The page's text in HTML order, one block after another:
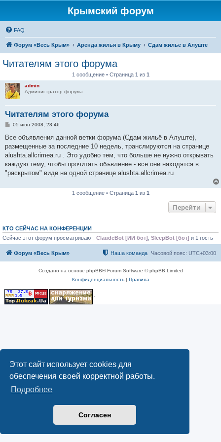
Этот сайт использует cookies для
обеспечения своей корректной работы.
Подробнее
Согласен
Крымский форум
FAQ
Форум «Весь Крым» Аренда жилья в Крыму Сдам жилье в Алуште
Читателям этого форума
1 сообщение • Страница 1 из 1
admin
Администратор форума
Читателям этого форума
С
о
щ
е
и
е
05 июн 2008, 23:46
Все объявления данной ветки форума (Сдам жильё в Алуште),
размещенные за последние 10 недель, транслируются на странице
alushta.allcrimea.ru . Это удобно тем, что больше не нужно открывать
каждую тему, чтобы прочитать объвление - все они находятся в
"раскрытом" виде на одной странице alushta.allcrimea.ru
1 сообщение • Страница 1 из 1
Перейти
КТО СЕЙЧАС НА КОНФЕРЕНЦИИ
Сейчас этот форум просматривают: ClaudeBot [ИИ бот] SleepBot [бот] и 1 гость
Форум «Весь Крым» Часовой пояс: UTC+03:00
Наша команда
Создано на основе phpBB® Forum Software © phpBB Limited
Конфиденциальность| Правила